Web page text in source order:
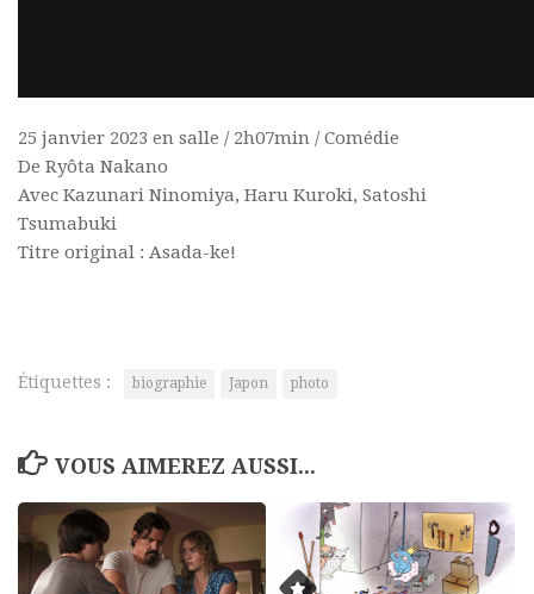
25 janvier 2023 en salle / 2h07min / Comédie
De Ryôta Nakano
Avec Kazunari Ninomiya, Haru Kuroki, Satoshi
Tsumabuki
Titre original : Asada-ke!
Étiquettes : biographie Japon photo
VOUS AIMEREZ AUSSI...